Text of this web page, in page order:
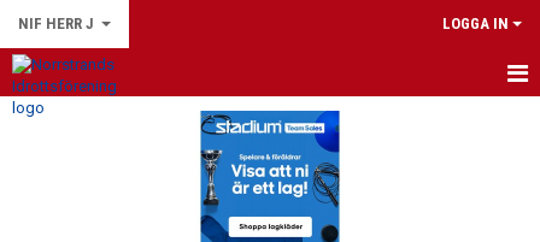
NIF HERR J LOGGA IN
HEM